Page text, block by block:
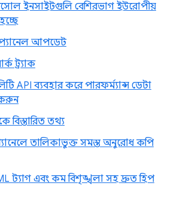
ইনসাইটগুলি বেশিরভাগ ইউরোপীয়
প্যানেল আপডেট
ট্র্যাক
API ব্যবহার করে পারফর্ম্যান্স ডেটা
বিস্তারিত তথ্য
তালিকাভুক্ত সমস্ত অনুরোধ কপি
ট্যাগ এবং কম বিশৃঙ্খলা সহ দ্রুত হিপ